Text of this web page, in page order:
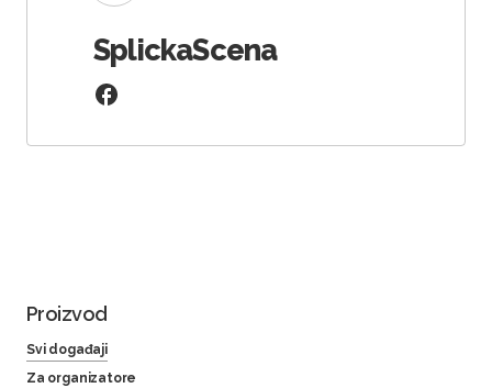
SplickaScena
Proizvod
Svi događaji
Za organizatore